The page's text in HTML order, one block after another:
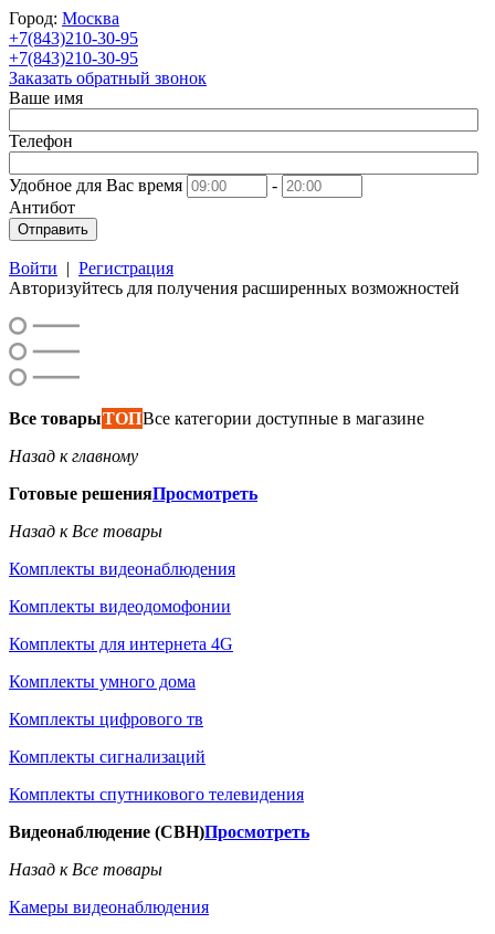
Город: Москва
+7(843)210-30-95
+7(843)210-30-95
Заказать обратный звонок
Ваше имя
Телефон
Удобное для Вас время
-
Антибот
Отправить
Войти | Регистрация
Авторизуйтесь для получения расширенных возможностей
Все товарыТОПВсе категории доступные в магазине
Назад к главному
Готовые решенияПросмотреть
Назад к Все товары
Комплекты видеонаблюдения
Комплекты видеодомофонии
Комплекты для интернета 4G
Комплекты умного дома
Комплекты цифрового тв
Комплекты сигнализаций
Комплекты спутникового телевидения
Видеонаблюдение (СВН)Просмотреть
Назад к Все товары
Камеры видеонаблюдения